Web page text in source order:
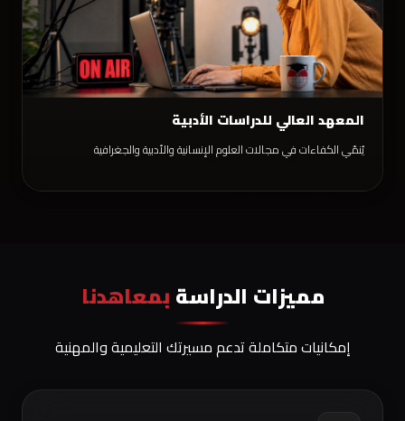
المعهد العالي للدراسات الأدبية
يُنمّي الكفاءات في مجالات العلوم الإنسانية والأدبية والجغرافية
مميزات الدراسة بمعاهدنا
إمكانيات متكاملة تدعم مسيرتك التعليمية والمهنية